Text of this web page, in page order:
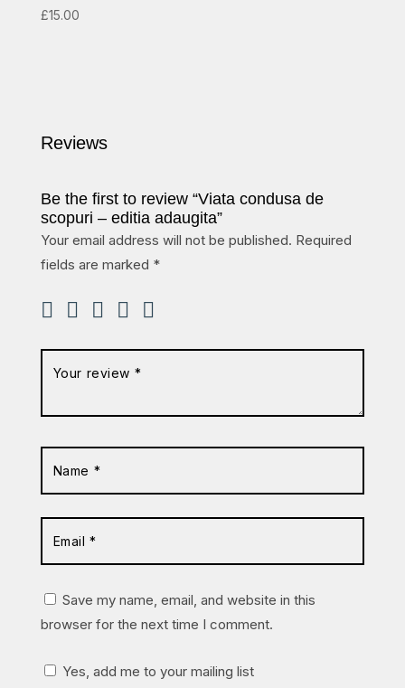
£15.00
Reviews
Be the first to review “Viata condusa de
scopuri – editia adaugita”
Your email address will not be published. Required
fields are marked *
Save my name, email, and website in this
browser for the next time I comment.
Yes, add me to your mailing list